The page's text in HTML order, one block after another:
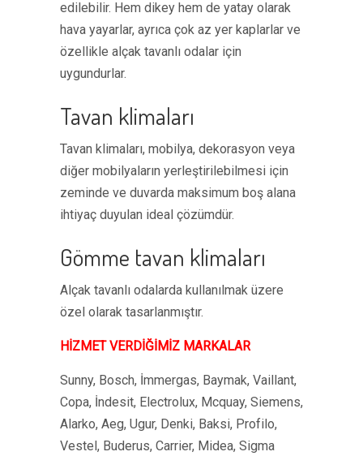
edilebilir. Hem dikey hem de yatay olarak
hava yayarlar, ayrıca çok az yer kaplarlar ve
özellikle alçak tavanlı odalar için
uygundurlar.
Tavan klimaları
Tavan klimaları, mobilya, dekorasyon veya
diğer mobilyaların yerleştirilebilmesi için
zeminde ve duvarda maksimum boş alana
ihtiyaç duyulan ideal çözümdür.
Gömme tavan klimaları
Alçak tavanlı odalarda kullanılmak üzere
özel olarak tasarlanmıştır.
HİZMET VERDİĞİMİZ MARKALAR
Sunny, Bosch, İmmergas, Baymak, Vaillant,
Copa, İndesit, Electrolux, Mcquay, Siemens,
Alarko, Aeg, Ugur, Denki, Baksi, Profilo,
Vestel, Buderus, Carrier, Midea, Sigma